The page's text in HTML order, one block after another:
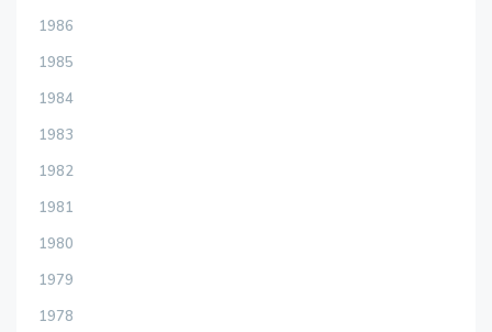
1986
1985
1984
1983
1982
1981
1980
1979
1978